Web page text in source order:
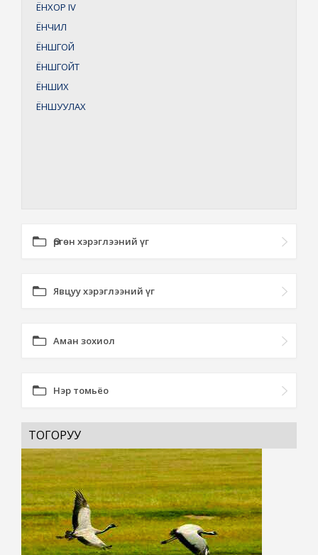
ЁНХОР IV
ЁНЧИЛ
ЁНШГОЙ
ЁНШГОЙТ
ЁНШИХ
ЁНШУУЛАХ
Өргөн хэрэглээний үг
Явцуу хэрэглээний үг
Аман зохиол
Нэр томьёо
ТОГОРУУ